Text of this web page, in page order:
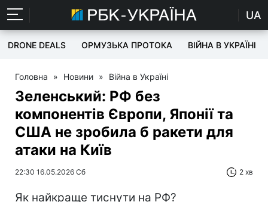
UA
DRONE DEALS ОРМУЗЬКА ПРОТОКА ВІЙНА В УКРАЇНІ
Головна » Новини » Війна в Україні
Зеленський: РФ без
компонентів Європи, Японії та
США не зробила б ракети для
атаки на Київ
22:30 16.05.2026 Сб 2 хв
Як найкраще тиснути на РФ?